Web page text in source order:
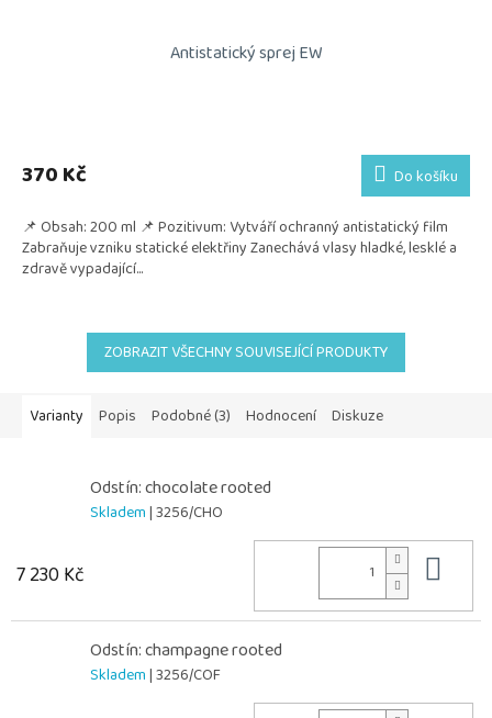
Antistatický sprej EW
370 Kč Do košíku
📌 Obsah: 200 ml 📌 Pozitivum: Vytváří ochranný antistatický film
Zabraňuje vzniku statické elektřiny Zanechává vlasy hladké, lesklé a
zdravě vypadající...
ZOBRAZIT VŠECHNY SOUVISEJÍCÍ PRODUKTY
Varianty Popis Podobné (3) Hodnocení Diskuze
Odstín: chocolate rooted
Skladem| 3256/CHO
7 230 Kč
Odstín: champagne rooted
Skladem| 3256/COF